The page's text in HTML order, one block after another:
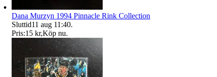
Dana Murzyn 1994 Pinnacle Rink Collection
Sluttid11 aug 11:40.
Pris:15 kr,Köp nu.